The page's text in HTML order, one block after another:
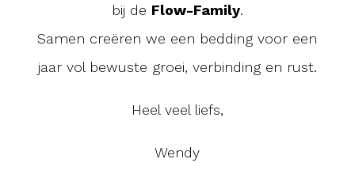
bij de Flow-Family.
Samen creëren we een bedding voor een
jaar vol bewuste groei, verbinding en rust.
Heel veel liefs,
Wendy